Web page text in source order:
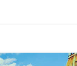
חודש בשתי ספרות
חודש בשתי ספרות